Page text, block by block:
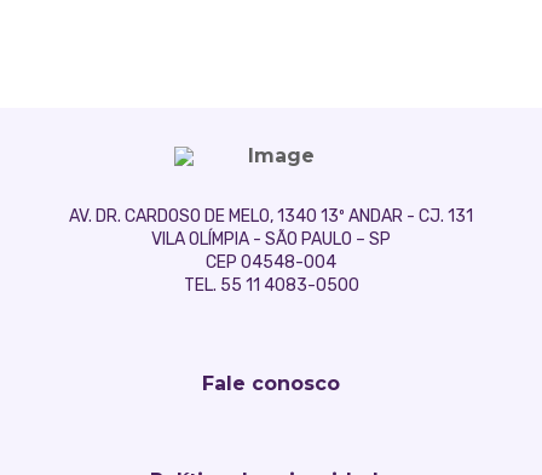
AV. DR. CARDOSO DE MELO, 1340 13º ANDAR - CJ. 131
VILA OLÍMPIA - SÃO PAULO – SP
CEP 04548-004
TEL. 55 11 4083-0500
Fale conosco